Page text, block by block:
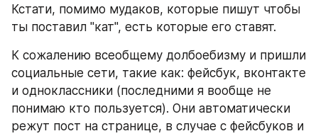
Кстати, помимо мудаков, которые пишут чтобы
ты поставил "кат", есть которые его ставят.
К сожалению всеобщему долбоебизму и пришли
социальные сети, такие как: фейсбук, вконтакте
и одноклассники (последними я вообще не
понимаю кто пользуется). Они автоматически
режут пост на странице, в случае с фейсбуков и